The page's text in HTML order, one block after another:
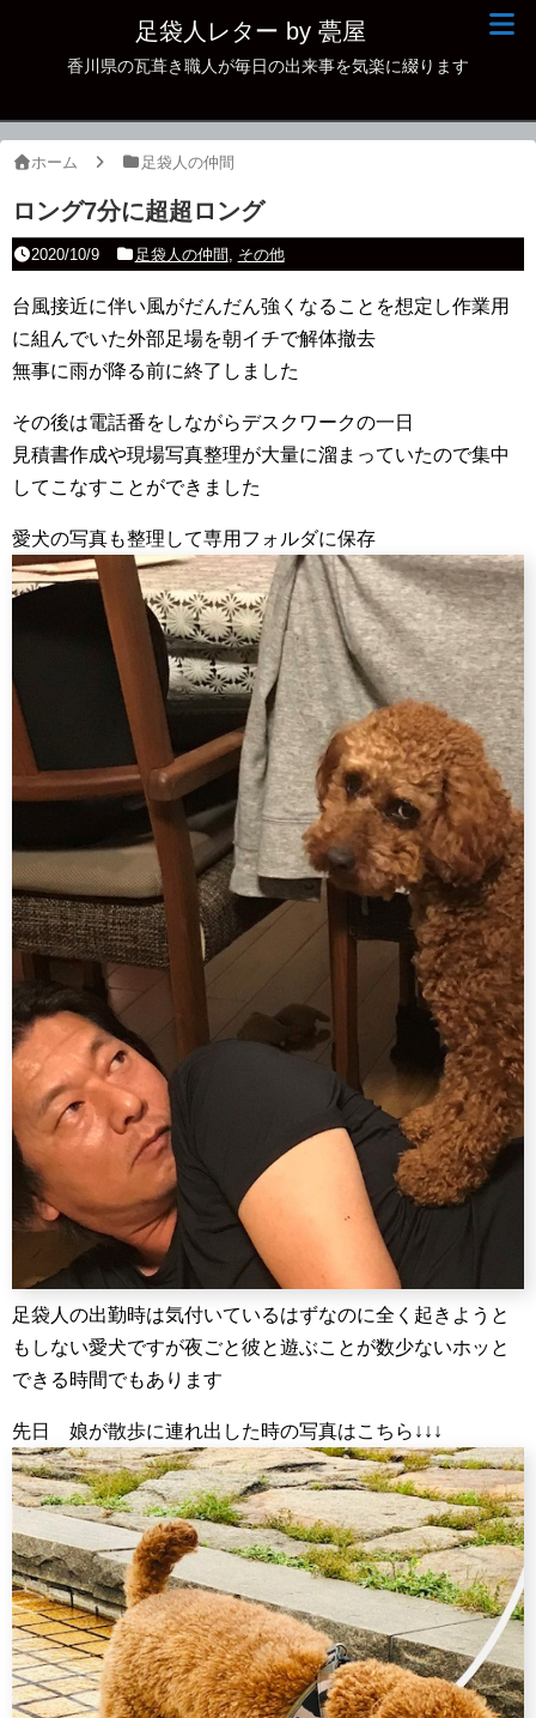
足袋人レター by 甍屋
香川県の瓦葺き職人が毎日の出来事を気楽に綴ります
ホーム 足袋人の仲間
ロング7分に超超ロング
2020/10/9 足袋人の仲間 , その他
台風接近に伴い風がだんだん強くなることを想定し作業用
に組んでいた外部足場を朝イチで解体撤去
無事に雨が降る前に終了しました
その後は電話番をしながらデスクワークの一日
見積書作成や現場写真整理が大量に溜まっていたので集中
してこなすことができました
愛犬の写真も整理して専用フォルダに保存
足袋人の出勤時は気付いているはずなのに全く起きようと
もしない愛犬ですが夜ごと彼と遊ぶことが数少ないホッと
できる時間でもあります
先日 娘が散歩に連れ出した時の写真はこちら↓↓↓
現場日記
古瓦
本日の一品